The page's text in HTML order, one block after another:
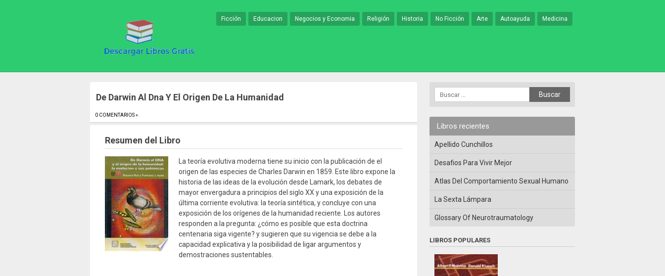
Ficción Educacion Negocios y Economia Religión Historia No Ficción Arte Autoayuda Medicina
De Darwin Al Dna Y El Origen De La Humanidad
0 COMENTARIOS »
Resumen del Libro
La teoría evolutiva moderna tiene su inicio con la publicación de el
origen de las especies de Charles Darwin en 1859. Este libro expone la
historia de las ideas de la evolución desde Lamark, los debates de
mayor envergadura a principios del siglo XX y una exposición de la
última corriente evolutiva: la teoría sintética, y concluye con una
exposición de los orígenes de la humanidad reciente. Los autores
responden a la pregunta: ¿cómo es posible que esta doctrina
centenaria siga vigente? y sugieren que su vigencia se debe a la
capacidad explicativa y la posibilidad de ligar argumentos y
demostraciones sustentables.
Libros recientes
Apellido Cunchillos
Desafios Para Vivir Mejor
Atlas Del Comportamiento Sexual Humano
La Sexta Lámpara
Glossary Of Neurotraumatology
LIBROS POPULARES